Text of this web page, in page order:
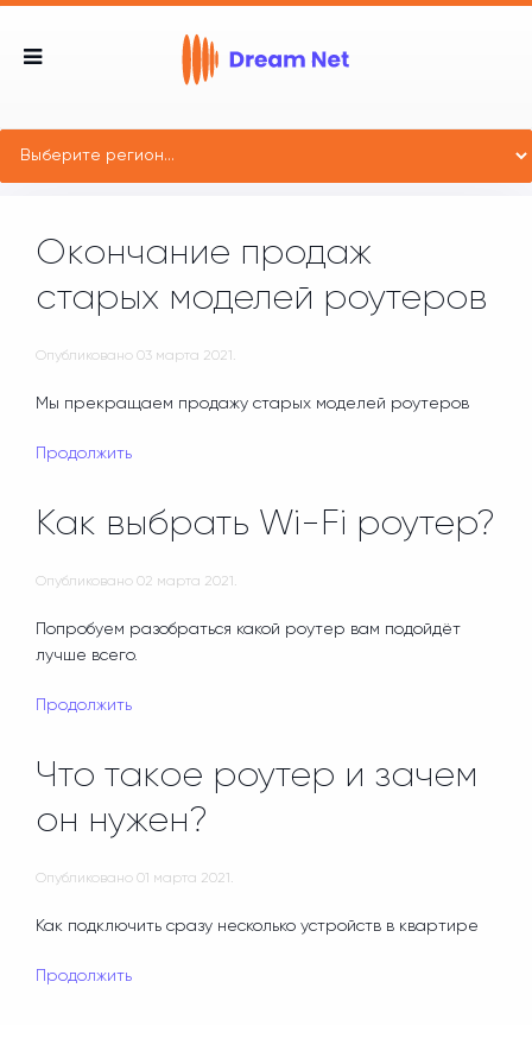
Окончание продаж
старых моделей роутеров
Опубликовано 03 марта 2021 .
Мы прекращаем продажу старых моделей роутеров
Продолжить
Как выбрать Wi-Fi роутер?
Опубликовано 02 марта 2021 .
Попробуем разобраться какой роутер вам подойдёт
лучше всего.
Продолжить
Что такое роутер и зачем
он нужен?
Опубликовано 01 марта 2021 .
Как подключить сразу несколько устройств в квартире
Продолжить